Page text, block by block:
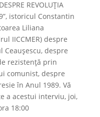
REVOLUȚIA
istoricul Constantin
Liliana
IICCMER) despre
despre
rezistență prin
comunist, despre
în Anul 1989. Vă
a acestui interviu, joi,
18:00